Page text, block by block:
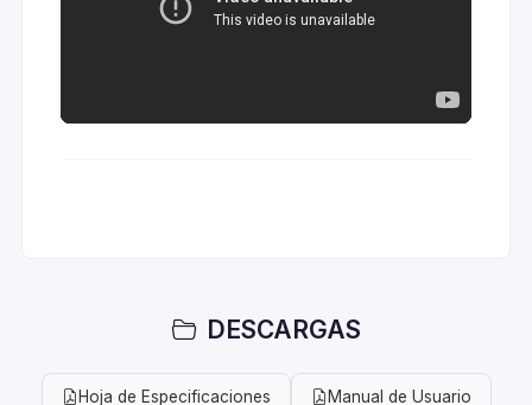
DESCARGAS
Hoja de Especificaciones Manual de Usuario